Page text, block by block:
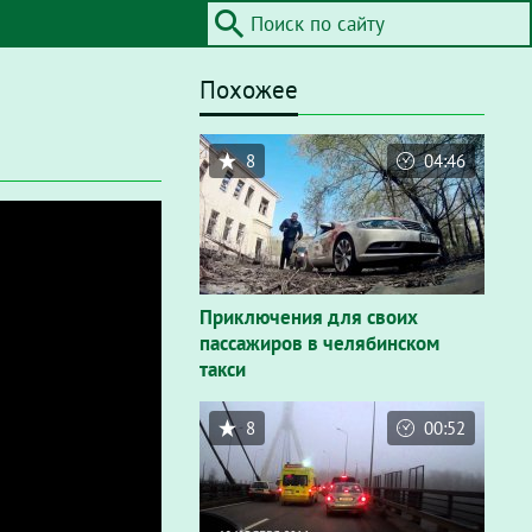
Похожее
Приключения для своих
пассажиров в челябинском
такси
8 04:46
8 00:52